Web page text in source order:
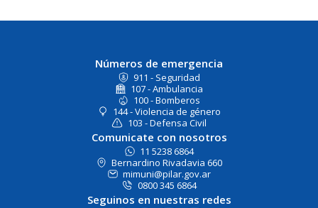
Números de emergencia
911 - Seguridad
107 - Ambulancia
100 - Bomberos
144 - Violencia de género
103 - Defensa Civil
Comunicate con nosotros
11 5238 6864
Bernardino Rivadavia 660
mimuni@pilar.gov.ar
0800 345 6864
Seguinos en nuestras redes